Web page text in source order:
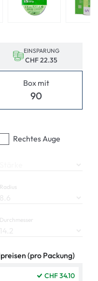
EINSPARUNG
CHF 22.35
Box mit
90
Rechtes Auge
Radius
Durchmesser
(pro Packung)
CHF 34.10